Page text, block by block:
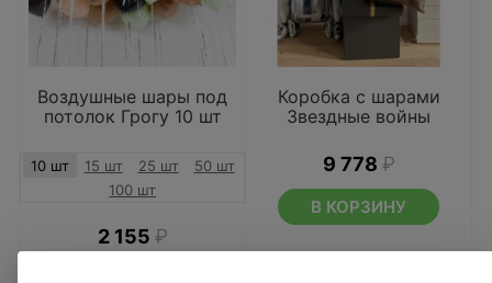
Воздушные шары под
потолок Грогу 10 шт
10 шт 15 шт 25 шт
50 шт
100 шт
2 155 ₽
Коробка с шарами
Звездные войны
9 778 ₽
В КОРЗИНУ